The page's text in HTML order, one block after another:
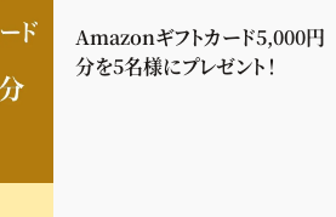
Amazonギフトカード5,000円
分を5名様にプレゼント！